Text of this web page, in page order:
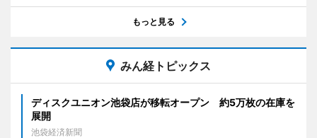
もっと見る
みん経トピックス
ディスクユニオン池袋店が移転オープン 約5万枚の在庫を
展開
池袋経済新聞